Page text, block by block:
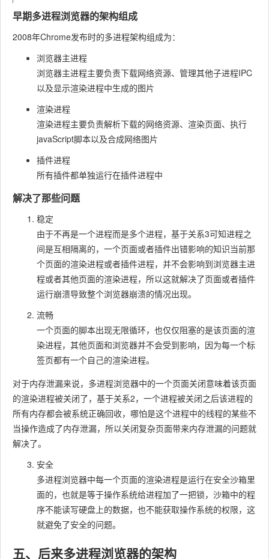
早期多进程浏览器的架构组成
2008年Chrome发布时的多进程架构组成为：
浏览器主进程
浏览器主进程主要负责下载网络资源、管理其他子进程IPC
以及显示渲染进程中生成的图片
渲染进程
渲染进程主要负责解析下载的网络资源、渲染页面、执行
javaScript脚本以及合成网络图片
插件进程
所有插件都单独运行在插件进程中
解决了那些问题
稳定
由于不再是一个进程而是多个进程，基于关系3可知进程之
间是互相隔离的，一个页面或者插件出错影响的知识当前那
个页面的渲染进程或者插件进程，并不会影响到浏览器主进
程或者其他页面的渲染进程，所以这就解决了页面或者插件
运行崩溃导致整个浏览器崩溃的情况出现。
流畅
一个页面的脚本出现无限循环，也仅仅阻塞的是该页面的渲
染进程，其他页面和浏览器并不会受到影响，因为每一个标
签页都有一个自己的渲染进程。
对于内存泄漏来说，多进程浏览器中的一个页面关闭意味着该页面
的渲染进程被关闭了，基于关系2，一个进程被关闭之后该进程的
所有内存都会被系统正确回收，哪怕是这个进程中的线程的某些不
当操作造成了内存泄漏，所以关闭复杂页面带来内存泄漏的问题就
解决了。
安全
多进程浏览器中每一个页面的渲染进程是运行在安全沙箱里
面的，也就是等于操作系统给进程加了一把锁，沙箱中的程
序不能读写硬盘上的数据，也不能获取操作系统的权限，这
就避免了安全的问题。
五、后来多进程浏览器的架构